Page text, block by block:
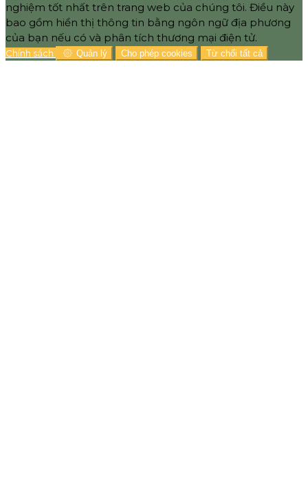
nghiệm tốt nhất trên trang web của chúng tôi. Điều này
bao gồm hiển thị thông tin bằng ngôn ngữ địa phương
của bạn nếu có và phân tích thương mại điện tử.
Chính sách Quản lý Cho phép cookies Từ chối tất cả